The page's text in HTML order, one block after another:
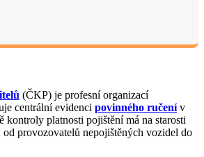
(ČKP) je profesní organizací
centrální evidenci povinného ručenív
kontroly platnosti pojištění má na starosti
provozovatelů nepojištěných vozidel do